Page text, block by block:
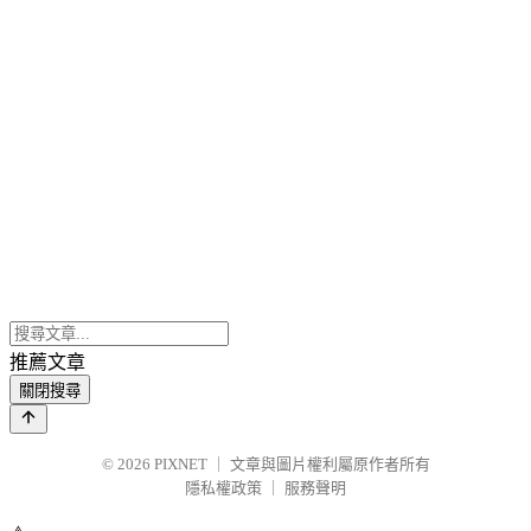
推薦文章
關閉搜尋
© 2026 PIXNET
文章與圖片權利屬原作者所有
隱私權政策
服務聲明